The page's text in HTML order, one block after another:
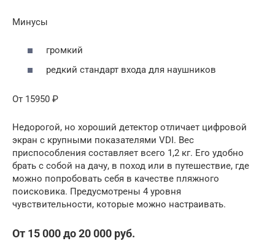
Минусы
громкий
редкий стандарт входа для наушников
От 15950 ₽
Недорогой, но хороший детектор отличает цифровой
экран с крупными показателями VDI. Вес
приспособления составляет всего 1,2 кг. Его удобно
брать с собой на дачу, в поход или в путешествие, где
можно попробовать себя в качестве пляжного
поисковика. Предусмотрены 4 уровня
чувствительности, которые можно настраивать.
От 15 000 до 20 000 руб.